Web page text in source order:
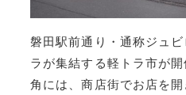
磐田駅前通り・通称ジュ
ラが集結する軽トラ市が
角には、商店街でお店を